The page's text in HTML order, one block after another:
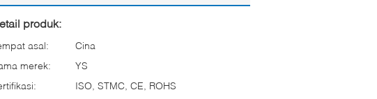
produk:
asal:
Cina
merek:
YS
ISO, STMC, CE, ROHS